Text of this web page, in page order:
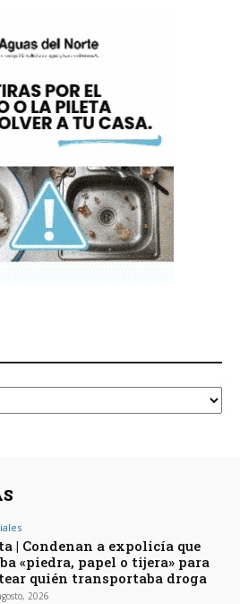
| Condenan a expolicía que
«piedra, papel o tijera» para
quién transportaba droga
2026